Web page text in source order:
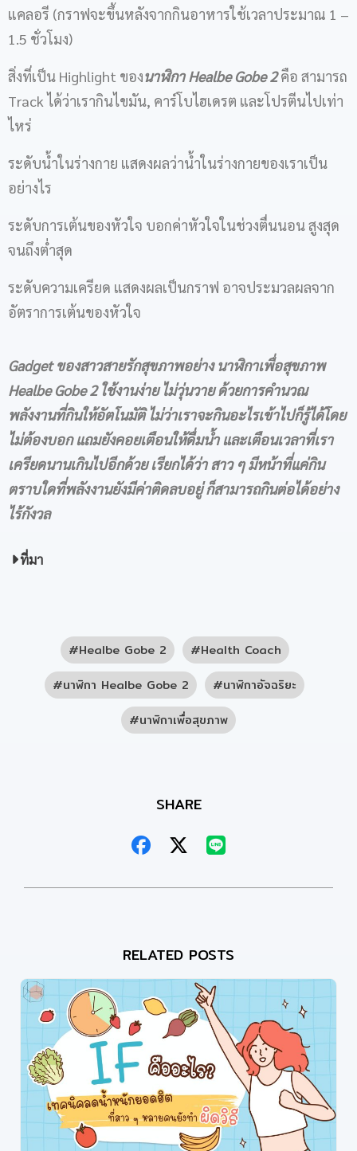
แคลอรี (กราฟจะขึ้นหลังจากกินอาหารใช้เวลาประมาณ 1 –
1.5 ชั่วโมง)
สิ่งที่เป็น Highlight ของนาฬิกาHealbe Gobe 2คือ สามารถ
Track ได้ว่าเรากินไขมัน, คาร์โบไฮเดรต และโปรตีนไปเท่า
ไหร่
ระดับน้ำในร่างกาย แสดงผลว่าน้ำในร่างกายของเราเป็น
อย่างไร
ระดับการเต้นของหัวใจ บอกค่าหัวใจในช่วงตื่นนอน สูงสุด
จนถึงต่ำสุด
ระดับความเครียด แสดงผลเป็นกราฟ อาจประมวลผลจาก
อัตราการเต้นของหัวใจ
Gadget ของสาวสายรักสุขภาพอย่างนาฬิกาเพื่อสุขภาพ
Healbe Gobe2 ใช้งานง่าย ไม่วุ่นวาย ด้วยการคำนวณ
พลังงานที่กินให้อัตโนมัติ ไม่ว่าเราจะกินอะไรเข้าไปก็รู้ได้โดย
ไม่ต้องบอกแถมยังคอยเตือนให้ดื่มน้ำ และเตือนเวลาที่เรา
เครียดนานเกินไปอีกด้วย เรียกได้ว่า สาว ๆ มีหน้าที่แค่กิน
ตราบใดที่พลังงานยังมีค่าติดลบอยู่ ก็สามารถกินต่อได้อย่าง
ไร้กังวล
ที่มา
Healbe Gobe 2
Health Coach
นาฬิกา Healbe Gobe 2
นาฬิกาอัจฉริยะ
นาฬิกาเพื่อสุขภาพ
SHARE
RELATED POSTS